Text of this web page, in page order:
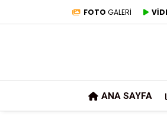
FOTO GALERİ
ANA SAYFA